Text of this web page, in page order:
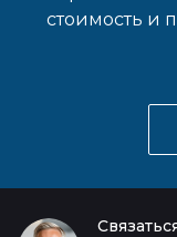
стоимость и